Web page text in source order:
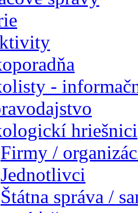
-
hriešnici
Firmy /
Jednotlivci
Štátna správa /